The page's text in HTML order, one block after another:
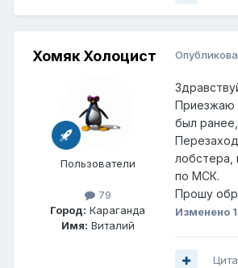
Хомяк Холоцист
Пользователи
79
Город: Караганда
Имя: Виталий
Приезжаю
был
лобстера,
по МСК.
Прошу
Изменено